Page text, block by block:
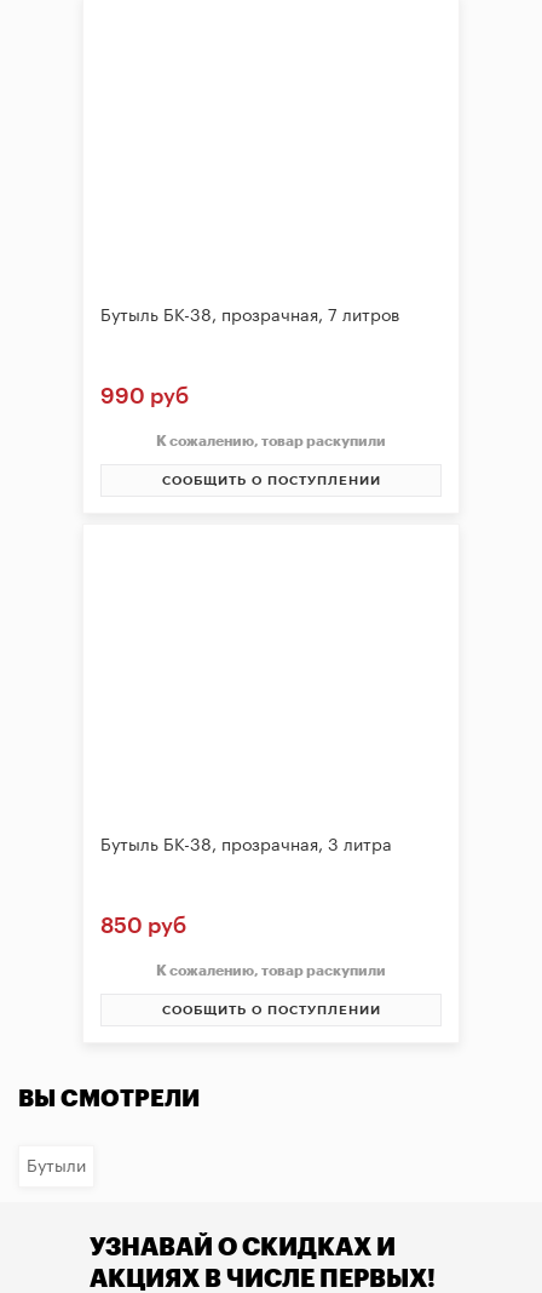
Бутыль БК-38, прозрачная, 7 литров
990 руб
К сожалению, товар раскупили
СООБЩИТЬ О ПОСТУПЛЕНИИ
Бутыль БК-38, прозрачная, 3 литра
850 руб
К сожалению, товар раскупили
СООБЩИТЬ О ПОСТУПЛЕНИИ
ВЫ СМОТРЕЛИ
Бутыли
УЗНАВАЙ О СКИДКАХ И
АКЦИЯХ В ЧИСЛЕ ПЕРВЫХ!